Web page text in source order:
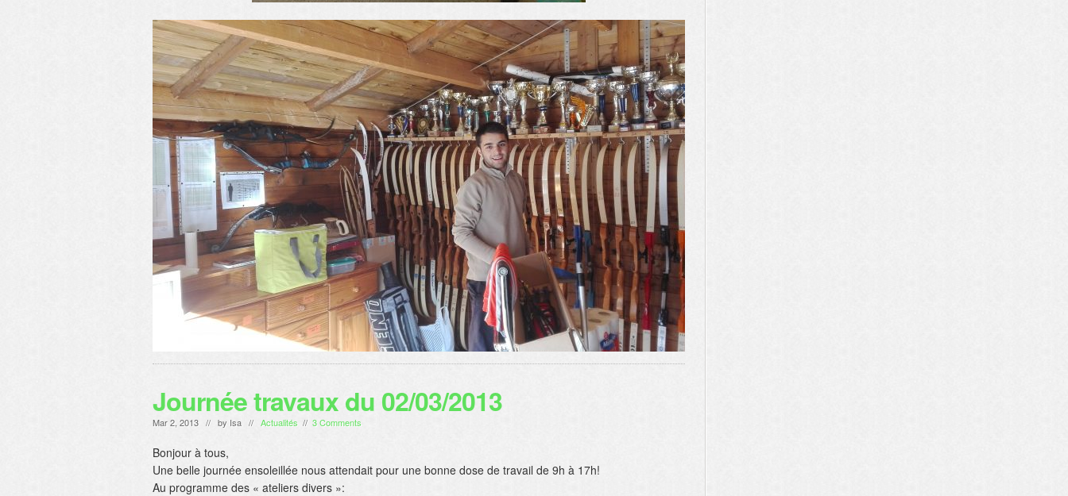
Journée travaux du 02/03/2013
Mar 2, 2013 // by Isa // Actualités // 3 Comments
Bonjour à tous,
Une belle journée ensoleillée nous attendait pour une bonne dose de travail de 9h à 17h!
Au programme des « ateliers divers »: